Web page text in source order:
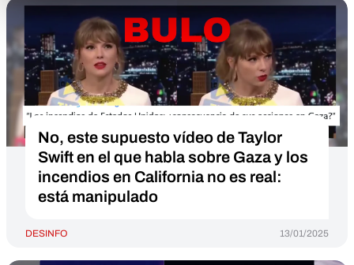
No, este supuesto vídeo de Taylor
Swift en el que habla sobre Gaza y los
incendios en California no es real:
está manipulado
DESINFO 13/01/2025